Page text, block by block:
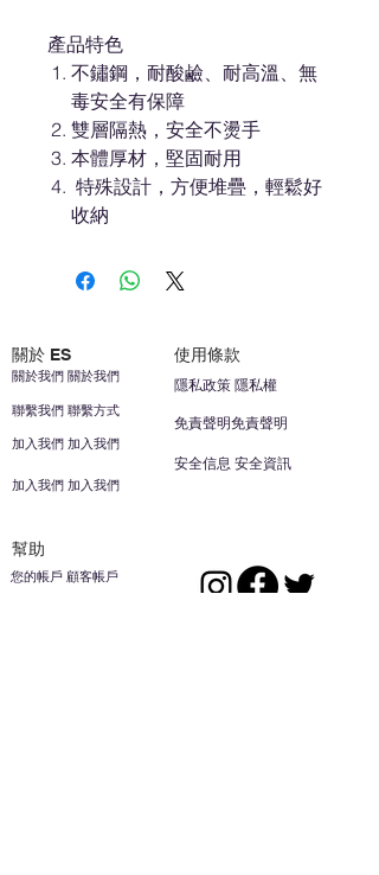
產品特色
不鏽鋼，耐酸鹼、耐高溫、無
毒安全有保障
雙層隔熱，安全不燙手
本體厚材，堅固耐用
特殊設計，方便堆疊，輕鬆好
收納
關於 ES 使用條款
聯繫我們 聯繫方式
加入我們 加入我們
關於我們 關於我們
加入我們 加入我們
安全信息 安全資訊
免責聲明免責聲明
隱私政策 隱私權
幫助
您的帳戶 顧客帳戶